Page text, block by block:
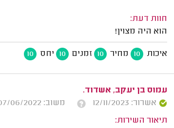
חוות דעת:
הוא היה מצוין!
איכות 10 מחיר 10 זמנים 10 יחס 10
עמוס בן יעקב, אשדוד.
אשרור: 12/11/2023
משוב: 07/06/2022
תיאור השירות: